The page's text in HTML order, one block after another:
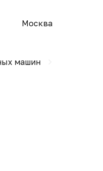
Москва
машин